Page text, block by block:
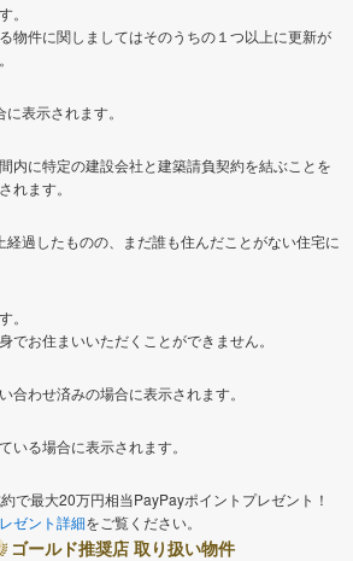
。
物件に関しましてはそのうちの１つ以上に更新が
表示されます。
内に特定の建設会社と建築請負契約を結ぶことを
れます。
過したものの、まだ誰も住んだことがない住宅に
。
でお住まいいただくことができません。
合わせ済みの場合に表示されます。
いる場合に表示されます。
で最大20万円相当PayPayポイントプレゼント！
ゼント詳細をご覧ください。
ゴールド推奨店 取り扱い物件